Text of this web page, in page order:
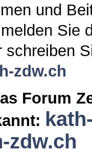
und
Sie
schreiben
zdw.ch
Forum
zdw.ch